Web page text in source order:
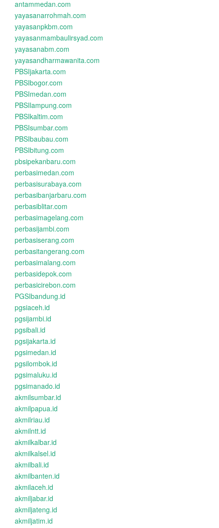
antammedan.com
yayasanarrohmah.com
yayasanpkbm.com
yayasanmambaulirsyad.com
yayasanabm.com
yayasandharmawanita.com
PBSIjakarta.com
PBSIbogor.com
PBSImedan.com
PBSIlampung.com
PBSIkaltim.com
PBSIsumbar.com
PBSIbaubau.com
PBSIbitung.com
pbsipekanbaru.com
perbasimedan.com
perbasisurabaya.com
perbasibanjarbaru.com
perbasiblitar.com
perbasimagelang.com
perbasijambi.com
perbasiserang.com
perbasitangerang.com
perbasimalang.com
perbasidepok.com
perbasicirebon.com
PGSIbandung.id
pgsiaceh.id
pgsijambi.id
pgsibali.id
pgsijakarta.id
pgsimedan.id
pgsilombok.id
pgsimaluku.id
pgsimanado.id
akmilsumbar.id
akmilpapua.id
akmilriau.id
akmilntt.id
akmilkalbar.id
akmilkalsel.id
akmilbali.id
akmilbanten.id
akmilaceh.id
akmiljabar.id
akmiljateng.id
akmiljatim.id